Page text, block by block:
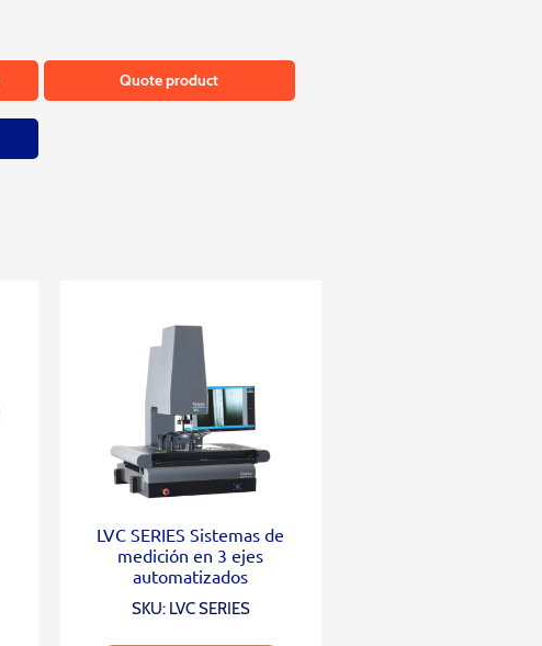
Quote product
LVC SERIES Sistemas de
medición en 3 ejes
automatizados
SKU: LVC SERIES